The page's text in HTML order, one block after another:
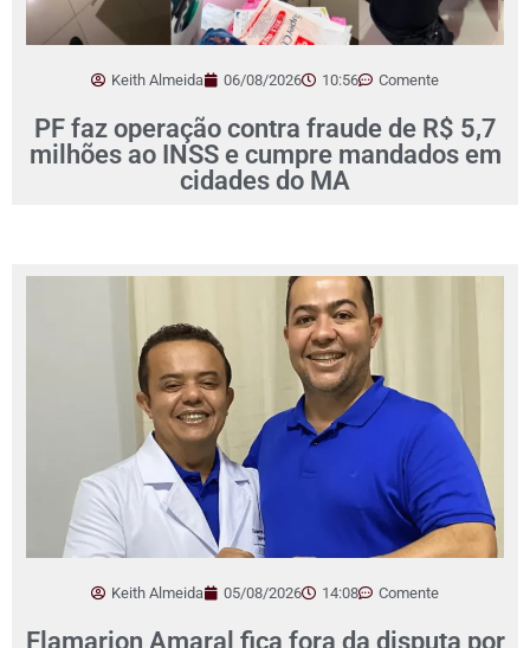
Keith Almeida 06/08/2026 10:56 Comente
PF faz operação contra fraude de R$ 5,7
milhões ao INSS e cumpre mandados em
cidades do MA
Keith Almeida 05/08/2026 14:08 Comente
Flamarion Amaral fica fora da disputa por